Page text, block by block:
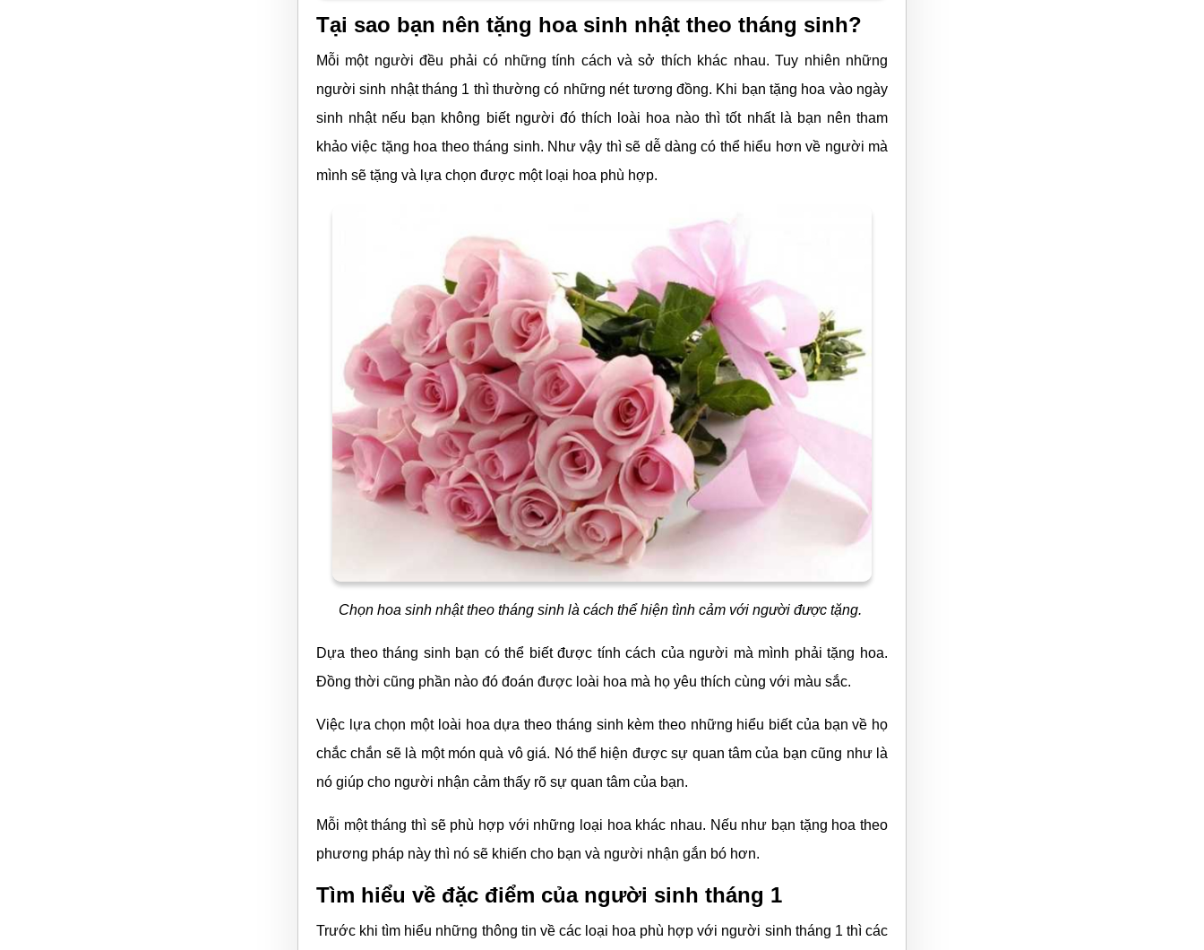
Tại sao bạn nên tặng hoa sinh nhật theo tháng sinh?
Mỗi một người đều phải có những tính cách và sở thích khác nhau. Tuy nhiên những
người sinh nhật tháng 1 thì thường có những nét tương đồng. Khi bạn tặng hoa vào ngày
sinh nhật nếu bạn không biết người đó thích loài hoa nào thì tốt nhất là bạn nên tham
khảo việc tặng hoa theo tháng sinh. Như vậy thì sẽ dễ dàng có thể hiểu hơn về người mà
mình sẽ tặng và lựa chọn được một loại hoa phù hợp.
Chọn hoa sinh nhật theo tháng sinh là cách thể hiện tình cảm với người được tặng.
Dựa theo tháng sinh bạn có thể biết được tính cách của người mà mình phải tặng hoa.
Đồng thời cũng phần nào đó đoán được loài hoa mà họ yêu thích cùng với màu sắc.
Việc lựa chọn một loài hoa dựa theo tháng sinh kèm theo những hiểu biết của bạn về họ
chắc chắn sẽ là một món quà vô giá. Nó thể hiện được sự quan tâm của bạn cũng như là
nó giúp cho người nhận cảm thấy rõ sự quan tâm của bạn.
Mỗi một tháng thì sẽ phù hợp với những loại hoa khác nhau. Nếu như bạn tặng hoa theo
phương pháp này thì nó sẽ khiến cho bạn và người nhận gắn bó hơn.
Tìm hiểu về đặc điểm của người sinh tháng 1
Trước khi tìm hiểu những thông tin về các loại hoa phù hợp với người sinh tháng 1 thì các